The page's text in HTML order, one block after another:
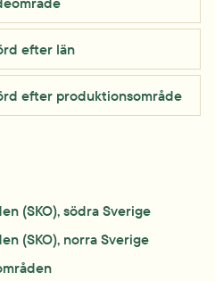
efter län
efter produktionsområde
(SKO), södra Sverigepng, 29.4
(SKO), norra Sverigepng, 15 kB.
png, 17.8 kB.